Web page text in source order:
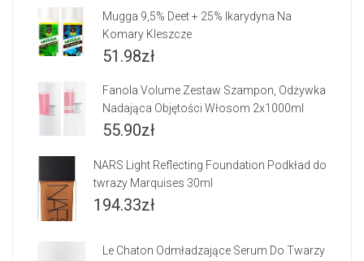
Mugga 9,5% Deet + 25% Ikarydyna Na
Komary Kleszcze
51.98zł
Fanola Volume Zestaw Szampon, Odżywka
Nadająca Objętości Włosom 2x1000ml
55.90zł
NARS Light Reflecting Foundation Podkład do
twrazy Marquises 30ml
194.33zł
Le Chaton Odmładzające Serum Do Twarzy